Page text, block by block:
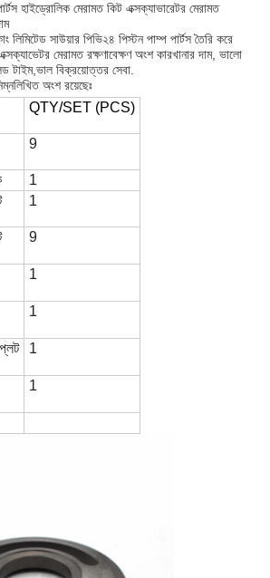
হাইড্রোলিক মেরামত কিট এক্সক্যাভারেটর মেরামত
লিমিটেড সাউয়ার পিভি২৪ পিস্টন পাম্প পার্টস তৈরি করে
মেরামত রক্ষণাবেক্ষণ অংশ কারখানার দাম, ভালো
টাইম,ভাল বিক্রয়োত্তর সেবা.
অংশ রয়েছেঃ
QTY/SET (PCS)
9
1
1
9
1
1
1
1